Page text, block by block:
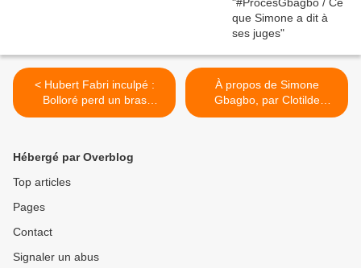
< Hubert Fabri inculpé :
Bolloré perd un bras
gauche...
À propos de Simone
Gbagbo, par Clotilde
Ohouochi Yapi >
Hébergé par Overblog
Top articles
Pages
Contact
Signaler un abus